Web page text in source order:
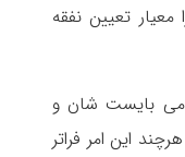
تعیین نفقه
می بایست شان و
این امر فراتر